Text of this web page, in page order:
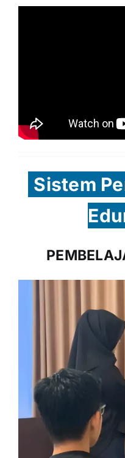
Sistem